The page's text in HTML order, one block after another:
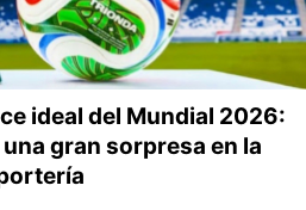
ideal del Mundial 2026:
gran sorpresa en la